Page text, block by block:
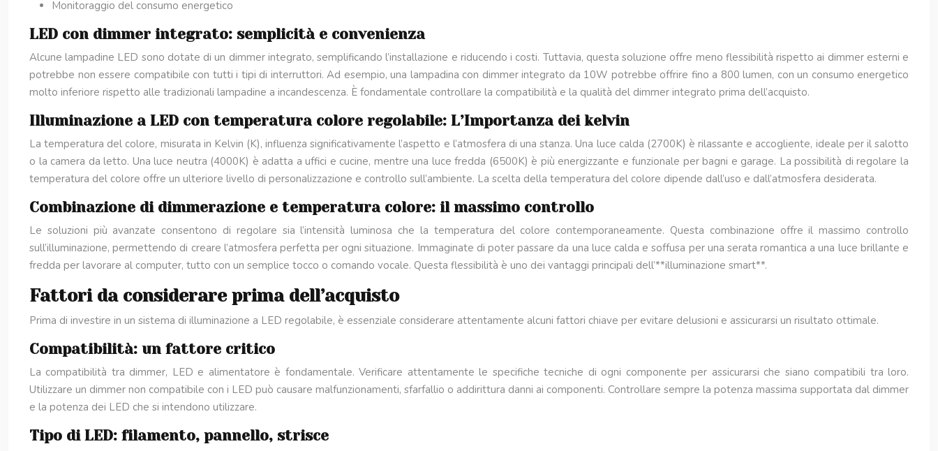
Monitoraggio del consumo energetico
LED con dimmer integrato: semplicità e convenienza
Alcune lampadine LED sono dotate di un dimmer integrato, semplificando l’installazione e riducendo i costi. Tuttavia, questa soluzione offre meno flessibilità rispetto ai dimmer esterni e
potrebbe non essere compatibile con tutti i tipi di interruttori. Ad esempio, una lampadina con dimmer integrato da 10W potrebbe offrire fino a 800 lumen, con un consumo energetico
molto inferiore rispetto alle tradizionali lampadine a incandescenza. È fondamentale controllare la compatibilità e la qualità del dimmer integrato prima dell’acquisto.
Illuminazione a LED con temperatura colore regolabile: L’Importanza dei kelvin
La temperatura del colore, misurata in Kelvin (K), influenza significativamente l’aspetto e l’atmosfera di una stanza. Una luce calda (2700K) è rilassante e accogliente, ideale per il salotto
o la camera da letto. Una luce neutra (4000K) è adatta a uffici e cucine, mentre una luce fredda (6500K) è più energizzante e funzionale per bagni e garage. La possibilità di regolare la
temperatura del colore offre un ulteriore livello di personalizzazione e controllo sull’ambiente. La scelta della temperatura del colore dipende dall’uso e dall’atmosfera desiderata.
Combinazione di dimmerazione e temperatura colore: il massimo controllo
Le soluzioni più avanzate consentono di regolare sia l’intensità luminosa che la temperatura del colore contemporaneamente. Questa combinazione offre il massimo controllo
sull’illuminazione, permettendo di creare l’atmosfera perfetta per ogni situazione. Immaginate di poter passare da una luce calda e soffusa per una serata romantica a una luce brillante e
fredda per lavorare al computer, tutto con un semplice tocco o comando vocale. Questa flessibilità è uno dei vantaggi principali dell’**illuminazione smart**.
Fattori da considerare prima dell’acquisto
Prima di investire in un sistema di illuminazione a LED regolabile, è essenziale considerare attentamente alcuni fattori chiave per evitare delusioni e assicurarsi un risultato ottimale.
Compatibilità: un fattore critico
La compatibilità tra dimmer, LED e alimentatore è fondamentale. Verificare attentamente le specifiche tecniche di ogni componente per assicurarsi che siano compatibili tra loro.
Utilizzare un dimmer non compatibile con i LED può causare malfunzionamenti, sfarfallio o addirittura danni ai componenti. Controllare sempre la potenza massima supportata dal dimmer
e la potenza dei LED che si intendono utilizzare.
Tipo di LED: filamento, pannello, strisce